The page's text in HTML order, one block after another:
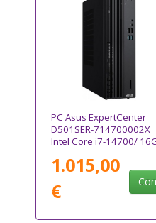
PC Asus ExpertCenter
D501SER-714700002X
Intel Core i7-14700/
1.015,00
€